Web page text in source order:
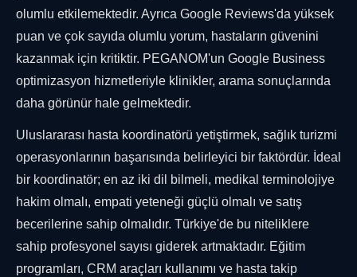
olumlu etkilemektedir. Ayrıca Google Reviews'da yüksek
puan ve çok sayıda olumlu yorum, hastaların güvenini
kazanmak için kritiktir. PEGANOM'un Google Business
optimizasyon hizmetleriyle klinikler, arama sonuçlarında
daha görünür hale gelmektedir.
Uluslararası hasta koordinatörü yetiştirmek, sağlık turizmi
operasyonlarının başarısında belirleyici bir faktördür. İdeal
bir koordinatör; en az iki dil bilmeli, medikal terminolojiye
hakim olmalı, empati yeteneği güçlü olmalı ve satış
becerilerine sahip olmalıdır. Türkiye'de bu niteliklere
sahip profesyonel sayısı giderek artmaktadır. Eğitim
programları, CRM araçları kullanımı ve hasta takip